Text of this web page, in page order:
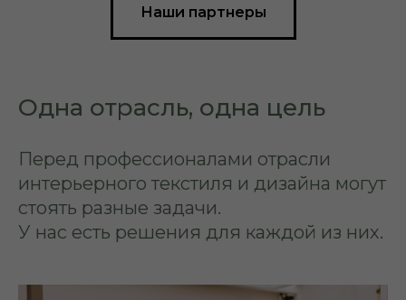
Наши партнеры
Одна отрасль, одна цель
Перед профессионалами отрасли
интерьерного текстиля и дизайна могут
стоять разные задачи.
У нас есть решения для каждой из них.